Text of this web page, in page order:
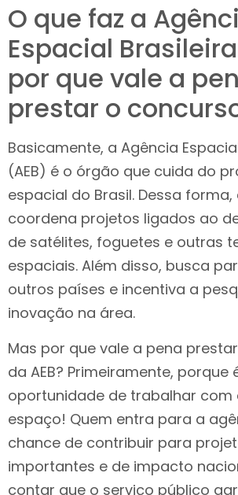
O que faz a
Espacial
por que vale a
prestar o
Basicamente, a Agência
(AEB) é o órgão que cuida do
espacial do Brasil. Dessa
coordena projetos ligados ao
de satélites, foguetes e outras
espaciais. Além disso, busca
outros países e incentiva a
inovação na área.
Mas por que vale a pena
da AEB? Primeiramente, porque
oportunidade de trabalhar com
espaço! Quem entra para a
chance de contribuir para
importantes e de impacto
contar que o serviço público